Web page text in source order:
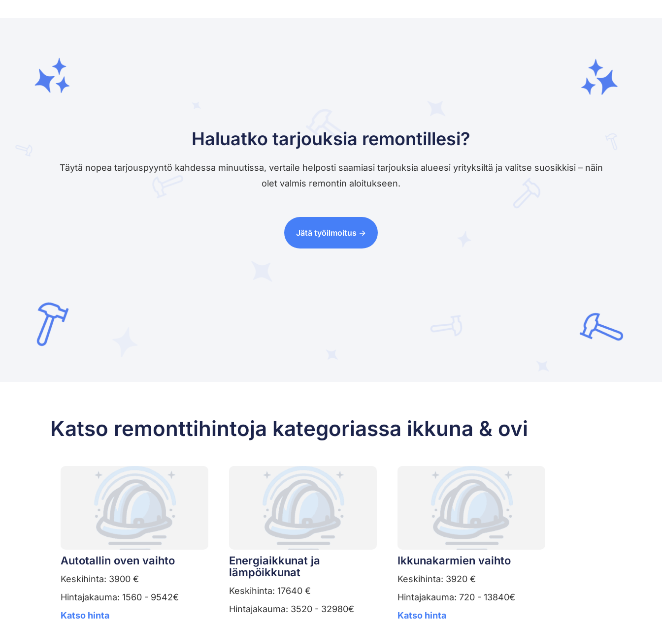
Haluatko tarjouksia remontillesi?
Täytä nopea tarjouspyyntö kahdessa minuutissa, vertaile helposti saamiasi tarjouksia alueesi yrityksiltä ja valitse suosikkisi – näin
olet valmis remontin aloitukseen.
Jätä työilmoitus ->
Katso remonttihintoja kategoriassa ikkuna & ovi
Autotallin oven vaihto
Keskihinta: 3900 €
Hintajakauma: 1560 - 9542€
Katso hinta
Energiaikkunat ja
lämpöikkunat
Keskihinta: 17640 €
Hintajakauma: 3520 - 32980€
Ikkunakarmien vaihto
Keskihinta: 3920 €
Hintajakauma: 720 - 13840€
Katso hinta